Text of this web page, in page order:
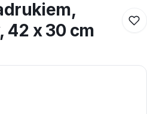
42 x 30 cm